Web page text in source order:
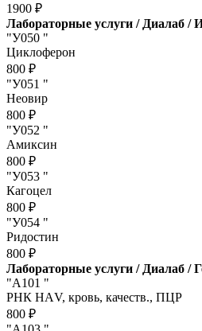
1900 ₽
Лабораторные услуги / Диалаб /
"У050 "
Циклоферон
800 ₽
"У051 "
Неовир
800 ₽
"У052 "
Амиксин
800 ₽
"У053 "
Кагоцел
800 ₽
"У054 "
Ридостин
800 ₽
Лабораторные услуги / Диалаб /
"А101 "
РНК НАV, кровь, качеств., ПЦР
800 ₽